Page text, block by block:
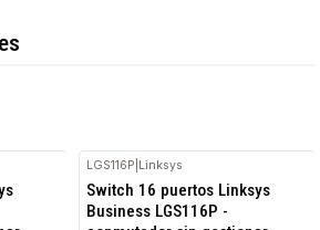
LGS116P Linksys
Switch 16 puertos Linksys
Business LGS116P -